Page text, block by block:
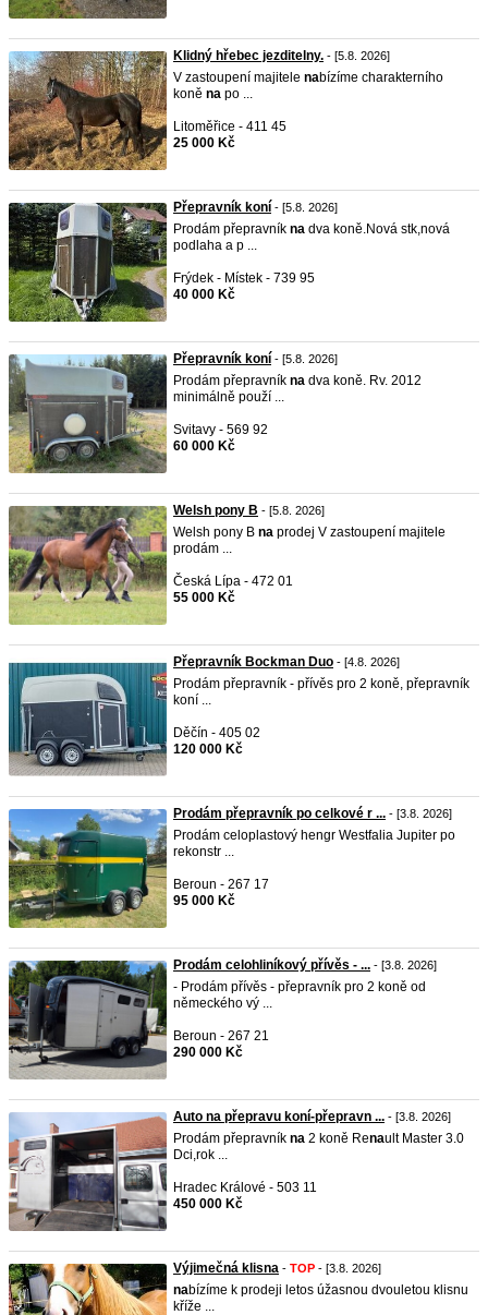
Klidný hřebec jezditelny. - [5.8. 2026]
V zastoupení majitele nabízíme charakterního
koně na po ...
Litoměřice - 411 45
25 000 Kč
Přepravník koní - [5.8. 2026]
Prodám přepravník na dva koně.Nová stk,nová
podlaha a p ...
Frýdek - Místek - 739 95
40 000 Kč
Přepravník koní - [5.8. 2026]
Prodám přepravník na dva koně. Rv. 2012
minimálně použí ...
Svitavy - 569 92
60 000 Kč
Welsh pony B - [5.8. 2026]
Welsh pony B na prodej V zastoupení majitele
prodám ...
Česká Lípa - 472 01
55 000 Kč
Přepravník Bockman Duo - [4.8. 2026]
Prodám přepravník - přívěs pro 2 koně, přepravník
koní ...
Děčín - 405 02
120 000 Kč
Prodám přepravník po celkové r ... - [3.8. 2026]
Prodám celoplastový hengr Westfalia Jupiter po
rekonstr ...
Beroun - 267 17
95 000 Kč
Prodám celohliníkový přívěs - ... - [3.8. 2026]
- Prodám přívěs - přepravník pro 2 koně od
německého vý ...
Beroun - 267 21
290 000 Kč
Auto na přepravu koní-přepravn ... - [3.8. 2026]
Prodám přepravník na 2 koně Renault Master 3.0
Dci,rok ...
Hradec Králové - 503 11
450 000 Kč
Výjimečná klisna - TOP - [3.8. 2026]
nabízíme k prodeji letos úžasnou dvouletou klisnu
kříže ...